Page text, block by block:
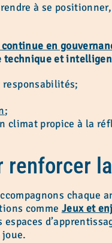
à se
en
technique et
responsabilités;
;
climat propice à la
renforcer
chaque
comme Jeux et
espaces
joue.